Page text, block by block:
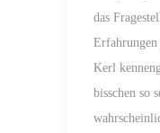
das
Erfahrungen
Kerl
bisschen so